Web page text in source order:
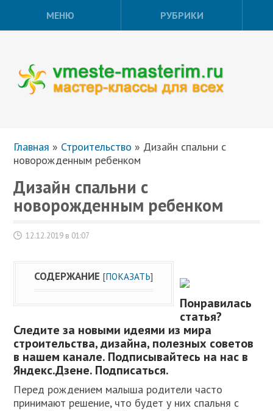
МЕНЮ РУБРИКИ
Главная » Строительство » Дизайн спальни с
новорожденным ребенком
Дизайн спальни с
новорожденным ребенком
12.12.2019 в 01:07
СОДЕРЖАНИЕ [ПОКАЗАТЬ]
Понравилась
статья?
Следите за новыми идеями из мира
строительства, дизайна, полезных советов
в нашем канале. Подписывайтесь на нас в
Яндекс.Дзене. Подписаться.
Перед рождением малыша родители часто
принимают решение, что будет у них спальня с